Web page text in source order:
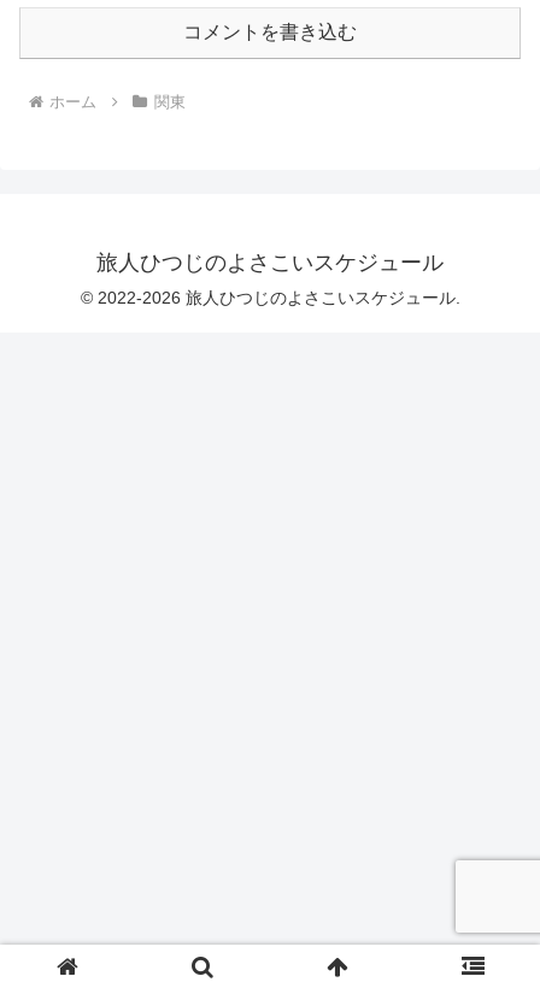
コメントを書き込む
ホーム 関東
旅人ひつじのよさこいスケジュール
© 2022-2026 旅人ひつじのよさこいスケジュール.